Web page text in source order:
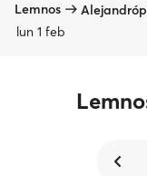
Lemnos
lun 1 feb